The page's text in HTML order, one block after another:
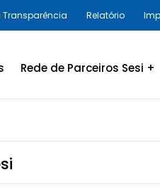
Transparência Relatório
Rede de Parceiros Sesi +